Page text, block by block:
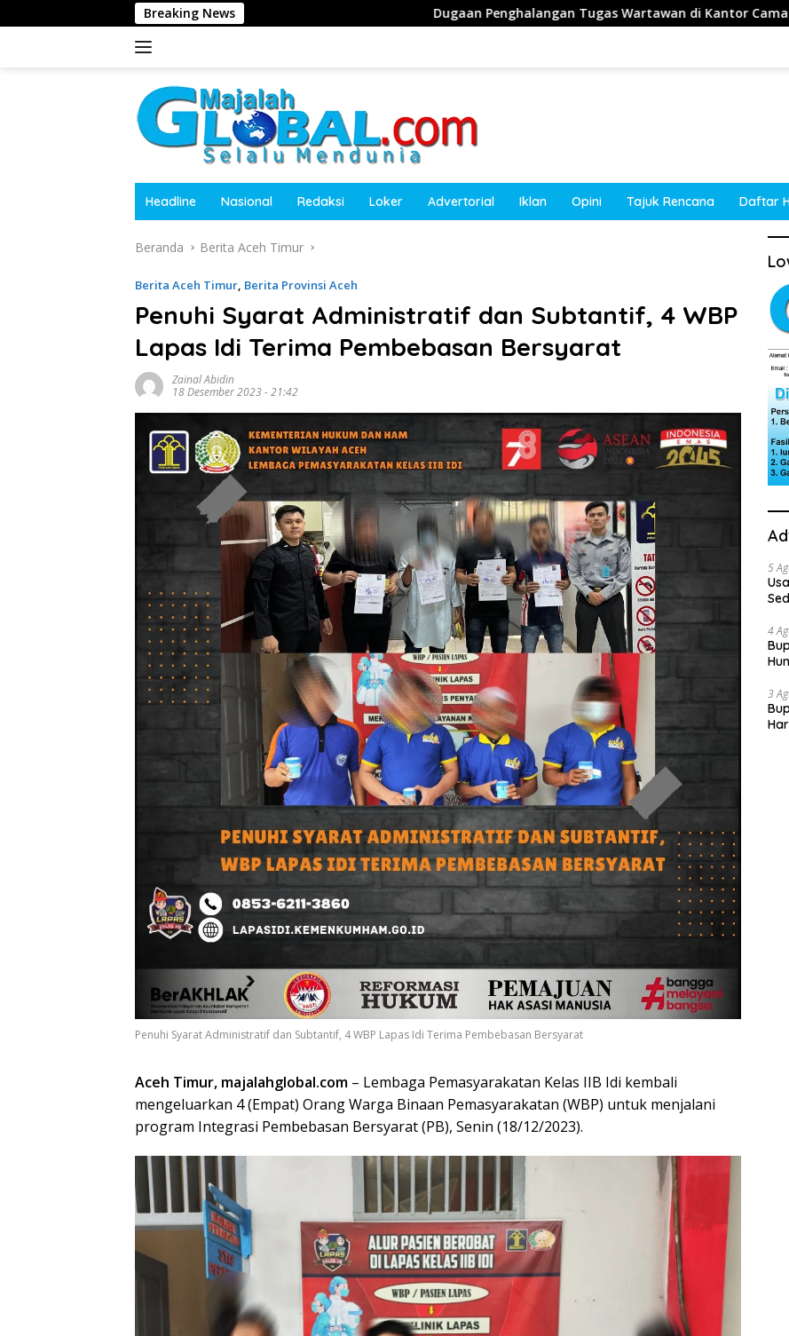
ke
Breaking News Dugaan Penghalangan Tugas Wartawan di Kantor Camat Obi, Kuasa Hukum Akan
Headline Nasional Redaksi Loker Advertorial Iklan Opini Tajuk Rencana Daftar
Beranda Berita Aceh Timur
Berita Aceh Timur, Berita Provinsi Aceh
Penuhi Syarat Administratif dan Subtantif, 4 WBP
Lapas Idi Terima Pembebasan Bersyarat
Zainal Abidin
18 Desember 2023 - 21:42
Penuhi Syarat Administratif dan Subtantif, 4 WBP Lapas Idi Terima Pembebasan Bersyarat
Aceh Timur, majalahglobal.com – Lembaga Pemasyarakatan Kelas IIB Idi kembali
mengeluarkan 4 (Empat) Orang Warga Binaan Pemasyarakatan (WBP) untuk menjalani
program Integrasi Pembebasan Bersyarat (PB), Senin (18/12/2023).
5
4
3